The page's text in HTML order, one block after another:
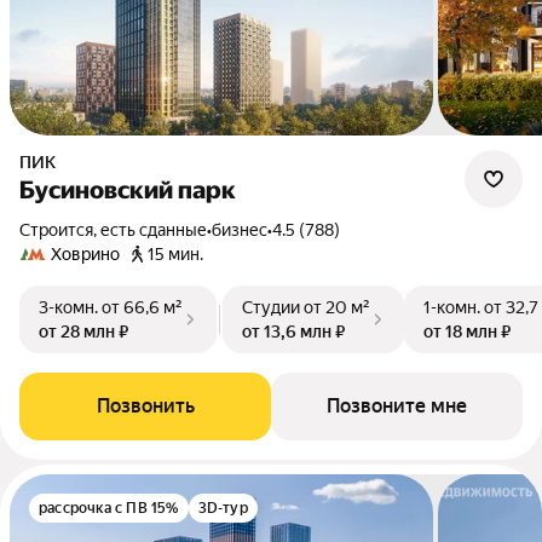
ПИК
Бусиновский парк
Строится, есть сданные•бизнес•4.5 (788)
Ховрино
15 мин.
3-комн.от 66,6 м²
от 28 млн ₽
Студииот 20 м²
от 13,6 млн ₽
1-комн.от 32,7
от 18 млн ₽
Позвонить Позвоните мне
рассрочка с ПВ 15% 3D-тур